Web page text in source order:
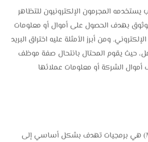
يستخدمه المجرمون الإلكترونيون للتظاهر
بهدف الحصول على أموال أو معلومات
ومن أبرز الأمثلة عليه اختراق البريد
حيث يقوم المحتال بانتحال صفة موظف
الشركة أو معلومات عملائها
البرامج الضارة (Malware) هي برمجيات تهدف بشكل أساسي إلى